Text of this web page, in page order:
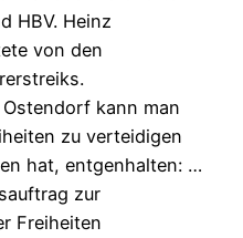
HBV. Heinz
von den
kann man
zu verteidigen
hat, entgenhalten: …
zur
Freiheiten